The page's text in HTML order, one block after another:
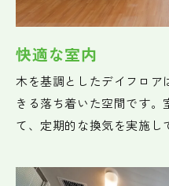
快適な室内
木を基調としたデイフロア
きる落ち着いた空間です。
て、定期的な換気を実施し